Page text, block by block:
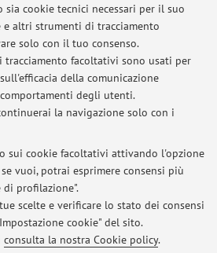
cookie tecnici necessari per il suo
e altri strumenti di tracciamento
solo con il tuo consenso.
facoltativi sono usati per
della comunicazione
degli utenti.
la navigazione solo con i
sui cookie facoltativi attivando l'opzione
vuoi, potrai esprimere consensi più
di profilazione".
scelte e verificare lo stato dei consensi
cookie" del sito.
consulta la nostra Cookie policy.
4.0; Multi-Objective
Ultimi avvisi
Thermal Solutions Formigine (MO)
presso Safe - San Giovanni in